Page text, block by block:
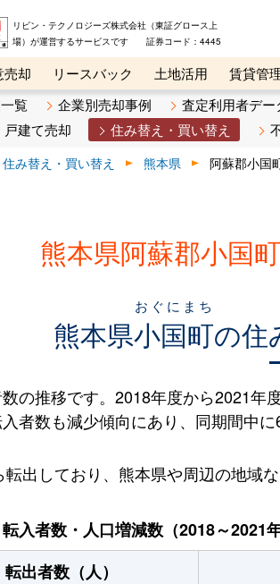
リビン・テクノロジーズ株式会社（東証グロース上
場）が運営するサービスです 証券コード：4445
売却 リースバック 土地活用 賃貸管
パニー オンライン講座 リビンマガジン
覧 企業別売却事例 査定利用者デー
戸建て売却 住み替え・買い替え
住み替え・買い替え 熊本県 阿蘇郡小国
熊本県阿蘇郡小国
熊本県小国町
おぐにまち
の住
の推移です。2018年度から2021
者数も減少傾向にあり、同期間中
出しており、熊本県や周辺の地域
入者数・人口増減数（2018～2021年
転出者数（人）